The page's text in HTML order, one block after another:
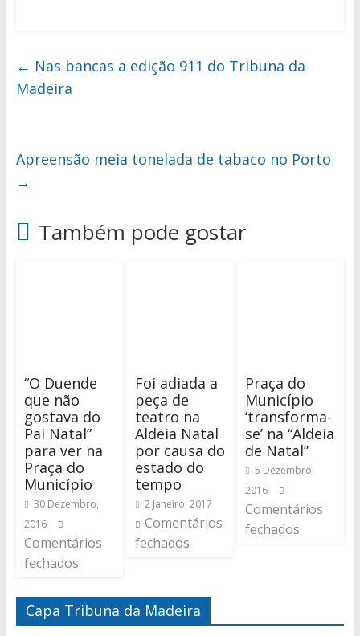
← Nas bancas a edição 911 do Tribuna da
Madeira
Apreensão meia tonelada de tabaco no Porto
→
Também pode gostar
“O Duende
que não
gostava do
Pai Natal”
para ver na
Praça do
Município
30 Dezembro,
2016
Comentários
fechados
Foi adiada a
peça de
teatro na
Aldeia Natal
por causa do
estado do
tempo
2 Janeiro, 2017
Comentários
fechados
Praça do
Município
‘transforma-
se’ na “Aldeia
de Natal”
5 Dezembro,
2016
Comentários
fechados
Capa Tribuna da Madeira